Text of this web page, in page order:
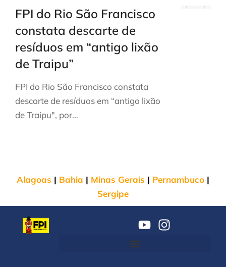
FPI do Rio São Francisco
constata descarte de
resíduos em “antigo lixão
de Traipu”
FPI do Rio São Francisco constata
descarte de resíduos em “antigo lixão
de Traipu", por…
Alagoas | Bahia | Minas Gerais | Pernambuco |
Sergipe